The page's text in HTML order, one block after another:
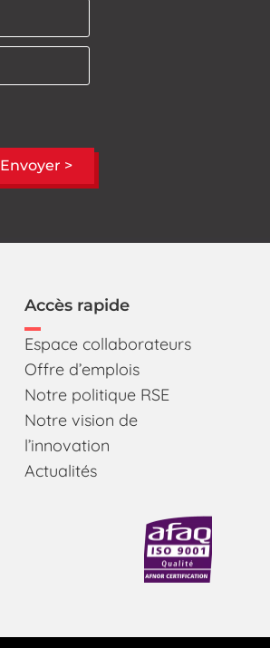
Envoyer >
Accès rapide
Espace collaborateurs
Offre d’emplois
Notre politique RSE
Notre vision de
l’innovation
Actualités